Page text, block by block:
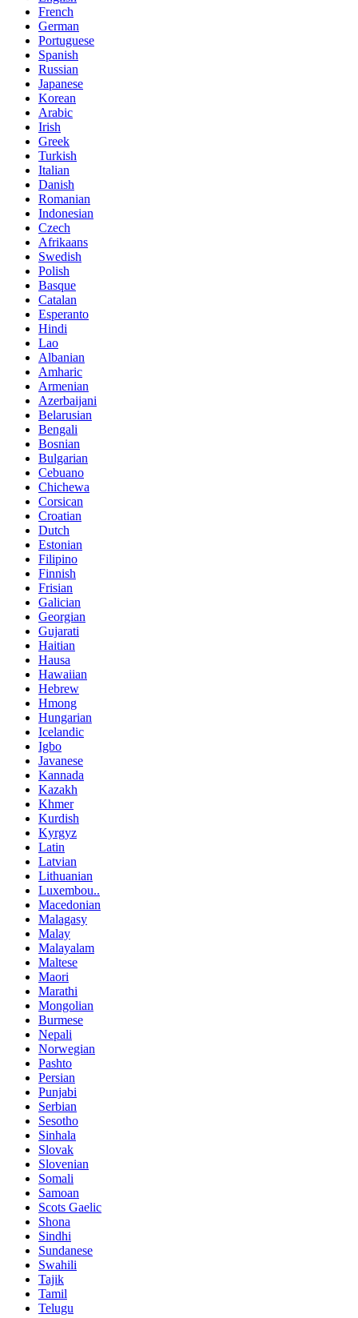
French
German
Portuguese
Spanish
Russian
Japanese
Korean
Arabic
Irish
Greek
Turkish
Italian
Danish
Romanian
Indonesian
Czech
Afrikaans
Swedish
Polish
Basque
Catalan
Esperanto
Hindi
Lao
Albanian
Amharic
Armenian
Azerbaijani
Belarusian
Bengali
Bosnian
Bulgarian
Cebuano
Chichewa
Corsican
Croatian
Dutch
Estonian
Filipino
Finnish
Frisian
Galician
Georgian
Gujarati
Haitian
Hausa
Hawaiian
Hebrew
Hmong
Hungarian
Icelandic
Igbo
Javanese
Kannada
Kazakh
Khmer
Kurdish
Kyrgyz
Latin
Latvian
Lithuanian
Luxembou..
Macedonian
Malagasy
Malay
Malayalam
Maltese
Maori
Marathi
Mongolian
Burmese
Nepali
Norwegian
Pashto
Persian
Punjabi
Serbian
Sesotho
Sinhala
Slovak
Slovenian
Somali
Samoan
Scots Gaelic
Shona
Sindhi
Sundanese
Swahili
Tajik
Tamil
Telugu